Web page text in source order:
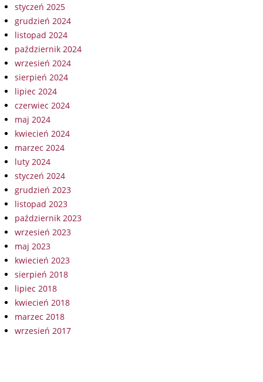
styczeń 2025
grudzień 2024
listopad 2024
październik 2024
wrzesień 2024
sierpień 2024
lipiec 2024
czerwiec 2024
maj 2024
kwiecień 2024
marzec 2024
luty 2024
styczeń 2024
grudzień 2023
listopad 2023
październik 2023
wrzesień 2023
maj 2023
kwiecień 2023
sierpień 2018
lipiec 2018
kwiecień 2018
marzec 2018
wrzesień 2017